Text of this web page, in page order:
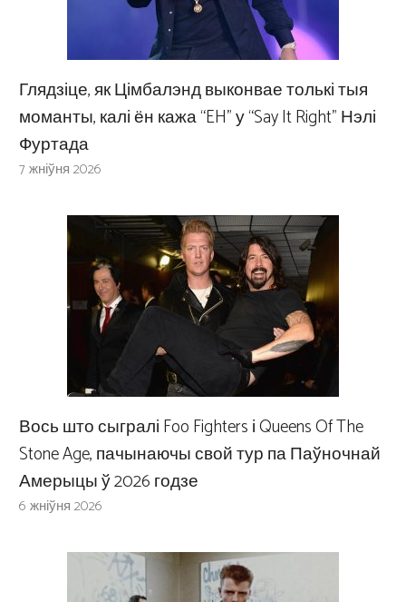
Глядзіце, як Цімбалэнд выконвае толькі тыя
моманты, калі ён кажа “EH” у “Say It Right” Нэлі
Фуртада
7 жніўня 2026
Вось што сыгралі Foo Fighters і Queens Of The
Stone Age, пачынаючы свой тур па Паўночнай
Амерыцы ў 2026 годзе
6 жніўня 2026